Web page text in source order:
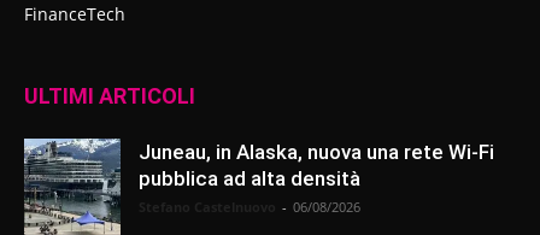
FinanceTech
ULTIMI ARTICOLI
Juneau, in Alaska, nuova una rete Wi-Fi
pubblica ad alta densità
- 06/08/2026